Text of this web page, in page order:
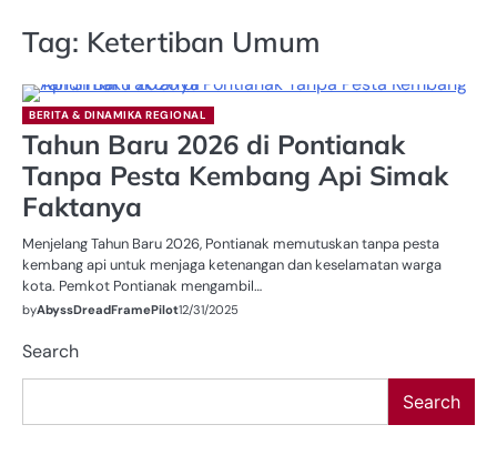
Tag: Ketertiban Umum
BERITA & DINAMIKA REGIONAL
Tahun Baru 2026 di Pontianak
Tanpa Pesta Kembang Api Simak
Faktanya
Menjelang Tahun Baru 2026, Pontianak memutuskan tanpa pesta
kembang api untuk menjaga ketenangan dan keselamatan warga
kota. Pemkot Pontianak mengambil…
byAbyssDreadFramePilot12/31/2025
Search
Search